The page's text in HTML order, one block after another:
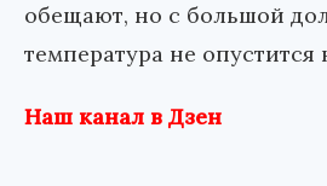
обещают, но с большой
температура не опустится
Наш канал в Дзен